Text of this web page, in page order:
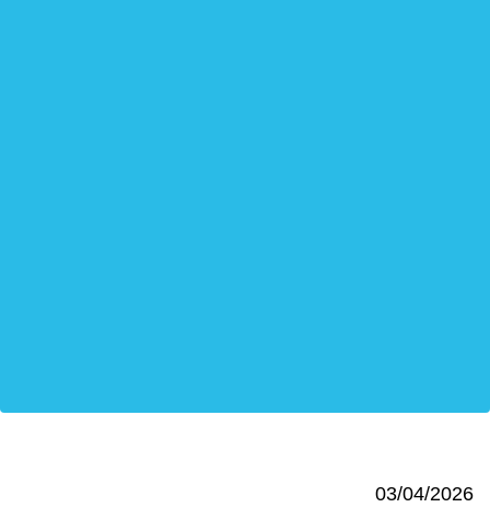
03/04/2026